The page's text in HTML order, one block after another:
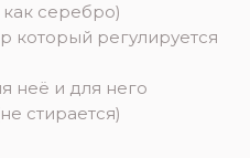
как серебро)
который регулируется
неё и для него
стирается)